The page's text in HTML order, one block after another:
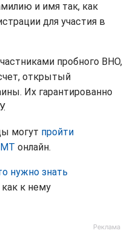
и имя так, как
для участия в
пробного ВНО,
открытый
Их гарантированно
могут пройти
онлайн.
нужно знать
как к нему